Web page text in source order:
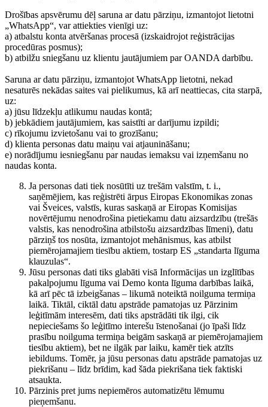
Drošības apsvērumu dēļ saruna ar datu pārziņu, izmantojot lietotni
„WhatsApp“, var attiekties vienīgi uz:
a) atbalstu konta atvēršanas procesā (izskaidrojot reģistrācijas
procedūras posmus);
b) atbilžu sniegšanu uz klientu jautājumiem par OANDA darbību.
Saruna ar datu pārziņu, izmantojot WhatsApp lietotni, nekad
nesaturēs nekādas saites vai pielikumus, kā arī neattiecas, cita starpā,
uz:
a) jūsu līdzekļu atlikumu naudas kontā;
b) jebkādiem jautājumiem, kas saistīti ar darījumu izpildi;
c) rīkojumu izvietošanu vai to grozīšanu;
d) klienta personas datu maiņu vai atjaunināšanu;
e) norādījumu iesniegšanu par naudas iemaksu vai izņemšanu no
naudas konta.
Ja personas dati tiek nosūtīti uz trešām valstīm, t. i.,
saņēmējiem, kas reģistrēti ārpus Eiropas Ekonomikas zonas
vai Šveices, valstīs, kuras saskaņā ar Eiropas Komisijas
novērtējumu nenodrošina pietiekamu datu aizsardzību (trešās
valstis, kas nenodrošina atbilstošu aizsardzības līmeni), datu
pārziņš tos nosūta, izmantojot mehānismus, kas atbilst
piemērojamajiem tiesību aktiem, tostarp ES „standarta līguma
klauzulas“.
Jūsu personas dati tiks glabāti visā Informācijas un izglītības
pakalpojumu līguma vai Demo konta līguma darbības laikā,
kā arī pēc tā izbeigšanas – likumā noteiktā noilguma termiņa
laikā. Tiktāl, ciktāl datu apstrāde pamatojas uz Pārzinim
leģitīmām interesēm, dati tiks apstrādāti tik ilgi, cik
nepieciešams šo leģitīmo interešu īstenošanai (jo īpaši līdz
prasību noilguma termiņa beigām saskaņā ar piemērojamajiem
tiesību aktiem), bet ne ilgāk par laiku, kamēr tiek atzīts
iebildums. Tomēr, ja jūsu personas datu apstrāde pamatojas uz
piekrišanu – līdz brīdim, kad šāda piekrišana tiek faktiski
atsaukta.
Pārzinis pret jums nepiemēros automatizētu lēmumu
pieņemšanu.